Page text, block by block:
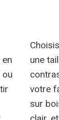
en
ou
une
votre
sur